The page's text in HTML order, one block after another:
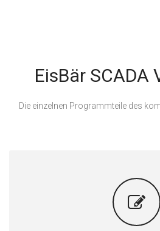
EisBär SCADA
Die einzelnen Programmteile des